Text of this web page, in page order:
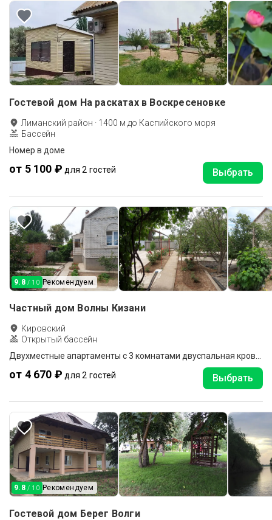
Гостевой дом На раскатах в Воскресеновке
Лиманский район · 1400 м до Каспийского моря
Бассейн
Номер в доме
от 5 100 ₽ для 2 гостей Выбрать
9.8 / 10 Рекомендуем
Частный дом Волны Кизани
Кировский
Открытый бассейн
от 4 670 ₽ для 2 гостей Выбрать
9.8 / 10 Рекомендуем
Гостевой дом Берег Волги